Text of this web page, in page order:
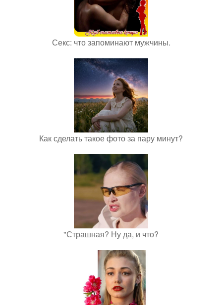
Секс: что запоминают мужчины.
Как сделать такое фото за пару минут?
"Страшная? Ну да, и что?